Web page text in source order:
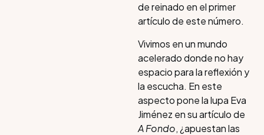
de reinado en el primer
artículo de este número.
Vivimos en un mundo
acelerado donde no hay
espacio para la reflexión y
la escucha. En este
aspecto pone la lupa Eva
Jiménez en su artículo de
A Fondo, ¿apuestan las